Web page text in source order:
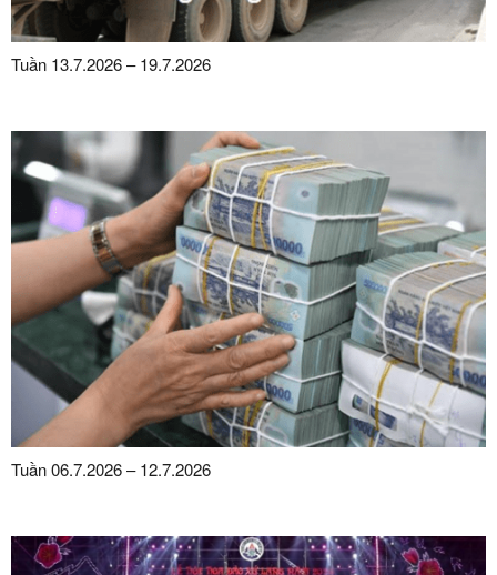
Tuần 13.7.2026 – 19.7.2026
Tuần 06.7.2026 – 12.7.2026